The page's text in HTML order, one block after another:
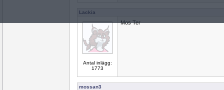
Lackia
Antal inlägg:
1773
Mos Ter
mossan3